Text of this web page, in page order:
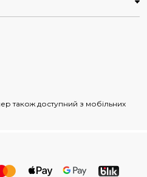
також доступний з мобільних